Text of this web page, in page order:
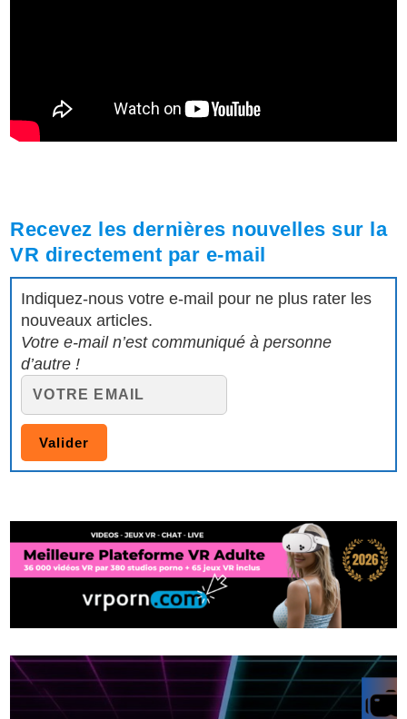
Recevez les dernières nouvelles sur la
VR directement par e-mail
Indiquez-nous votre e-mail pour ne plus rater les
nouveaux articles.
Votre e-mail n’est communiqué à personne
d’autre !